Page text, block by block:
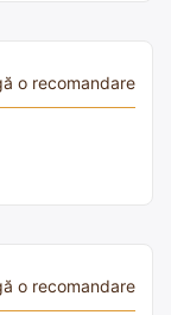
o recomandare
o recomandare